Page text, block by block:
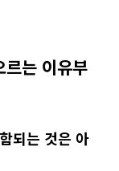
르는 이유부
되는 것은 아